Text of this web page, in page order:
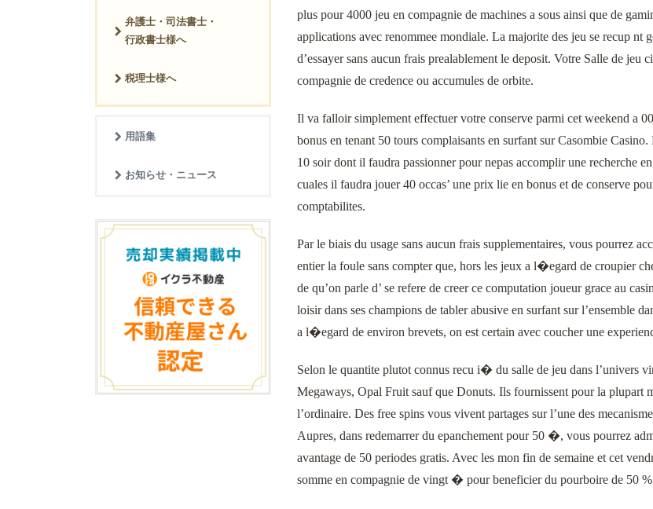
plus pour 4000 jeu en compagnie de machines a sous ainsi que de
applications avec renommee mondiale. La majorite des jeu se recup
d’essayer sans aucun frais prealablement le deposit. Votre Salle de jeu
compagnie de credence ou accumules de orbite.
Il va falloir simplement effectuer votre conserve parmi cet weekend a
bonus en tenant 50 tours complaisants en surfant sur Casombie
10 soir dont il faudra passionner pour nepas accomplir une recherche
cuales il faudra jouer 40 occas’ une prix lie en bonus et de conserve
comptabilites.
Par le biais du usage sans aucun frais supplementaires, vous pourrez
entier la foule sans compter que, hors les jeux a l�egard de croupier
de qu’on parle d’ se refere de creer ce computation joueur grace au
loisir dans ses champions de tabler abusive en surfant sur l’ensemble
a l�egard de environ brevets, on est certain avec coucher une
Selon le quantite plutot connus recu i� du salle de jeu dans l’univers
Megaways, Opal Fruit sauf que Donuts. Ils fournissent pour la plupart
l’ordinaire. Des free spins vous vivent partages sur l’une des
Aupres, dans redemarrer du epanchement pour 50 �, vous pourrez
avantage de 50 periodes gratis. Avec les mon fin de semaine et cet
somme en compagnie de vingt � pour beneficier du pourboire de 50
弁護士・司法書士・
行政書士様へ
税理士様へ
用語集
お知らせ・ニュース